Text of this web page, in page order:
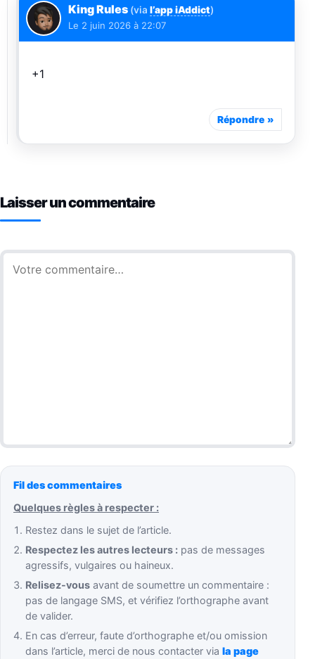
King Rules (via l’app iAddict)
Le 2 juin 2026 à 22:07
+1
Répondre
Laisser un commentaire
Commentaire
Fil des commentaires
Quelques règles à respecter :
Restez dans le sujet de l’article.
Respectez les autres lecteurs : pas de messages
agressifs, vulgaires ou haineux.
Relisez-vous avant de soumettre un commentaire :
pas de langage SMS, et vérifiez l’orthographe avant
de valider.
En cas d’erreur, faute d’orthographe et/ou omission
dans l’article, merci de nous contacter viala page